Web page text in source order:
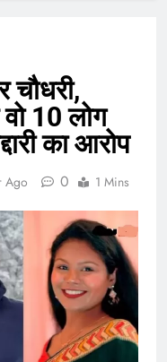
चौधरी,
10 लोग
का आरोप
Ago 0 1 Mins